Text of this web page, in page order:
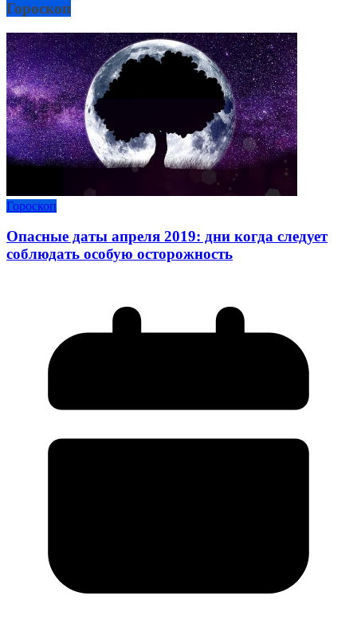
Гороскоп
Гороскоп
Опасные даты апреля 2019: дни когда следует
соблюдать особую осторожность